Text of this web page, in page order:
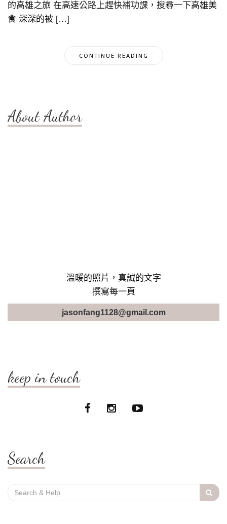
的高雄之旅 在高速公路上趕快補功課，搜尋一下高雄美
食 深深的被 […]
CONTINUE READING
About Author
溫暖的照片，真誠的文字
撰寫每一頁
jasonfang1128@gmail.com
keep in touch
Search
Search
for: